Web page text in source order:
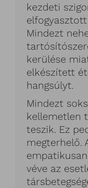
kezdeti
Mindezt
kerülése
elkészített
hangsúlyt.
Mindezt
kellemetlen
teszik. Ez
megterhelő.
véve az